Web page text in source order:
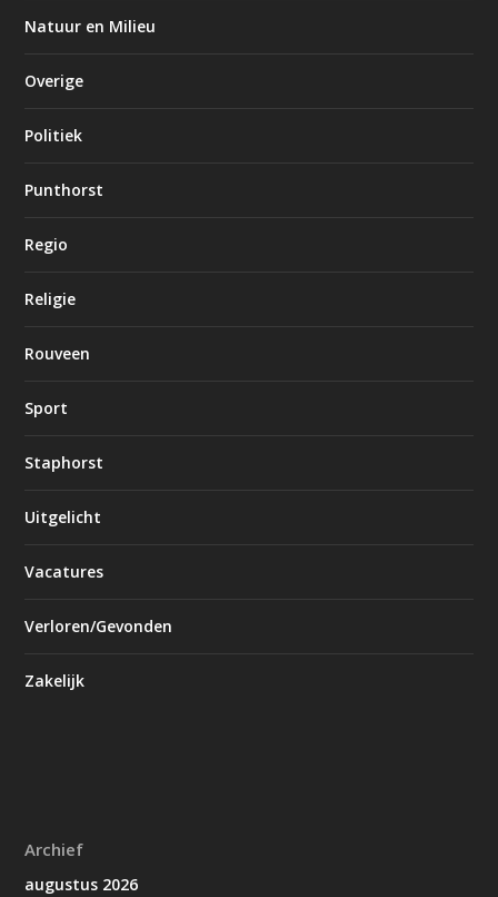
Natuur en Milieu
Overige
Politiek
Punthorst
Regio
Religie
Rouveen
Sport
Staphorst
Uitgelicht
Vacatures
Verloren/Gevonden
Zakelijk
Archief
augustus 2026